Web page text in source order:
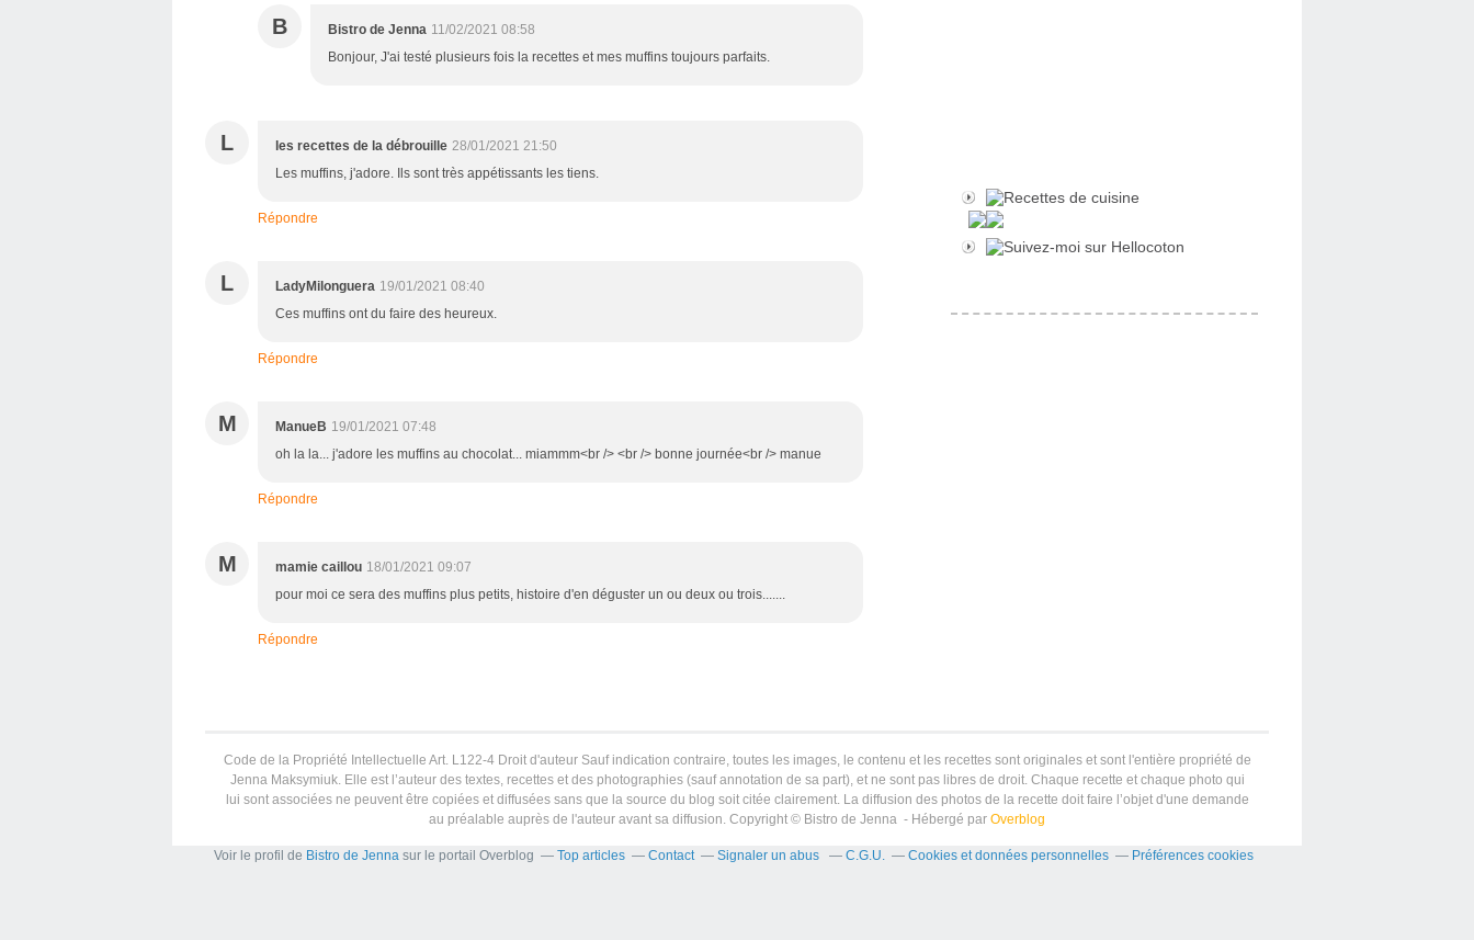
B Bistro de Jenna 11/02/2021 08:58
Bonjour, J'ai testé plusieurs fois la recettes et mes muffins toujours parfaits.
L les recettes de la débrouille 28/01/2021 21:50
Les muffins, j'adore. Ils sont très appétissants les tiens.
Répondre
L LadyMilonguera 19/01/2021 08:40
Ces muffins ont du faire des heureux.
Répondre
M ManueB 19/01/2021 07:48
oh la la... j'adore les muffins au chocolat... miammm<br /> <br /> bonne journée<br /> manue
Répondre
M mamie caillou 18/01/2021 09:07
pour moi ce sera des muffins plus petits, histoire d'en déguster un ou deux ou trois.......
Répondre
Code de la Propriété Intellectuelle Art. L122-4 Droit d'auteur Sauf indication contraire, toutes les images, le contenu et les recettes sont originales et sont l'entière propriété de
Jenna Maksymiuk. Elle est l’auteur des textes, recettes et des photographies (sauf annotation de sa part), et ne sont pas libres de droit. Chaque recette et chaque photo qui
lui sont associées ne peuvent être copiées et diffusées sans que la source du blog soit citée clairement. La diffusion des photos de la recette doit faire l’objet d'une demande
au préalable auprès de l'auteur avant sa diffusion. Copyright © Bistro de Jenna - Hébergé par Overblog
Voir le profil de Bistro de Jenna sur le portail Overblog Top articles Contact Signaler un abus C.G.U. Cookies et données personnelles Préférences cookies